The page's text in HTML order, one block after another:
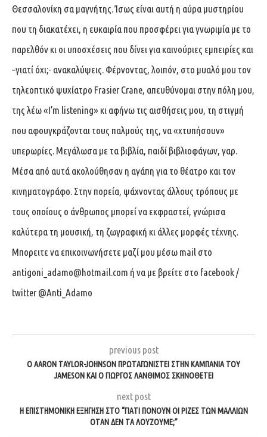
Θεσσαλονίκη σα μαγνήτης. Ίσως είναι αυτή η αύρα μυστηρίου
που τη διακατέχει, η ευκαιρία που προσφέρει για γνωριμία με το
παρελθόν κι οι υποσχέσεις που δίνει για καινούριες εμπειρίες και
–γιατί όχι;- ανακαλύψεις. Φέρνοντας, λοιπόν, στο μυαλό μου τον
τηλεοπτικό ψυχίατρο Frasier Crane, απευθύνομαι στην πόλη μου,
της λέω «I’m listening» κι αφήνω τις αισθήσεις μου, τη στιγμή
που αφουγκράζονται τους παλμούς της, να «χτυπήσουν»
υπερωρίες. Μεγάλωσα με τα βιβλία, παιδί βιβλιοφάγων, γαρ.
Μέσα από αυτά ακολούθησαν η αγάπη για το θέατρο και τον
κινηματογράφο. Στην πορεία, ψάχνοντας άλλους τρόπους με
τους οποίους ο άνθρωπος μπορεί να εκφραστεί, γνώρισα
καλύτερα τη μουσική, τη ζωγραφική κι άλλες μορφές τέχνης.
Μπορειτε να επικοινωνήσετε μαζί μου μέσω mail στο
antigoni_adamo@hotmail.com ή να με βρείτε στο facebook /
twitter @Anti_Adamo
previous post
Ο AARON TAYLOR-JOHNSON ΠΡΩΤΑΓΩΝΙΣΤΕΊ ΣΤΗΝ ΚΑΜΠΆΝΙΑ ΤΟΥ
JAMESON ΚΑΙ Ο ΓΙΏΡΓΟΣ ΛΆΝΘΙΜΟΣ ΣΚΗΝΟΘΕΤΕΊ
next post
Η ΕΠΙΣΤΗΜΟΝΙΚΉ ΕΞΉΓΗΣΗ ΣΤΟ “ΓΙΑΤΊ ΠΟΝΟΎΝ ΟΙ ΡΊΖΕΣ ΤΩΝ ΜΑΛΛΙΏΝ
ΌΤΑΝ ΔΕΝ ΤΑ ΛΟΎΖΟΥΜΕ;”